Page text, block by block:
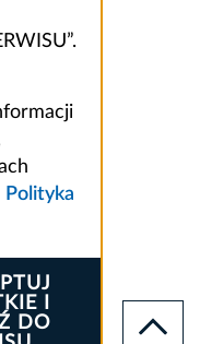
Polityka
I
DO